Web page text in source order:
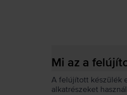
Mi az a
A felújított készülék
alkatrészeket